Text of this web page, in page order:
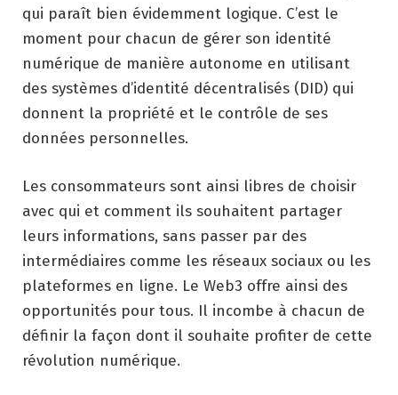
qui paraît bien évidemment logique. C’est le
moment pour chacun de gérer son identité
numérique de manière autonome en utilisant
des systèmes d’identité décentralisés (DID) qui
donnent la propriété et le contrôle de ses
données personnelles.
Les consommateurs sont ainsi libres de choisir
avec qui et comment ils souhaitent partager
leurs informations, sans passer par des
intermédiaires comme les réseaux sociaux ou les
plateformes en ligne. Le Web3 offre ainsi des
opportunités pour tous. Il incombe à chacun de
définir la façon dont il souhaite profiter de cette
révolution numérique.